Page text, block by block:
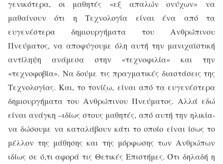
γενικότερα, οι μαθητές «εξ απαλών ονύχων» να
μαθαίνουν ότι η Τεχνολογία είναι ένα από τα
ευγενέστερα δημιουργήματα του Ανθρώπινου
Πνεύματος, να αποφύγουμε όλη αυτή την μανιχαϊστική
αντίληψη ανάμεσα στην «τεχνοφιλία» και την
«τεχνοφοβία». Να δούμε τις πραγματικές διαστάσεις της
Τεχνολογίας. Και, το τονίζω, είναι από τα ευγενέστερα
δημιουργήματα του Ανθρώπινου Πνεύματος. Αλλά εδώ
είναι ανάγκη –ιδίως στους μαθητές, από αυτή την ηλικία-
να δώσουμε να καταλάβουν κάτι το οποίο είναι ίσως το
μέλλον της μάθησης και της μόρφωσης των Ανθρώπων
ιδίως σε ό,τι αφορά τις Θετικές Επιστήμες. Ότι δηλαδή η